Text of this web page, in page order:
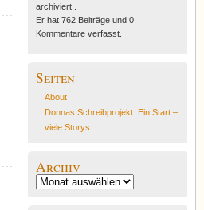
archiviert..
Er hat 762 Beiträge und 0
Kommentare verfasst.
Seiten
About
Donnas Schreibprojekt: Ein Start –
viele Storys
Archiv
Archiv